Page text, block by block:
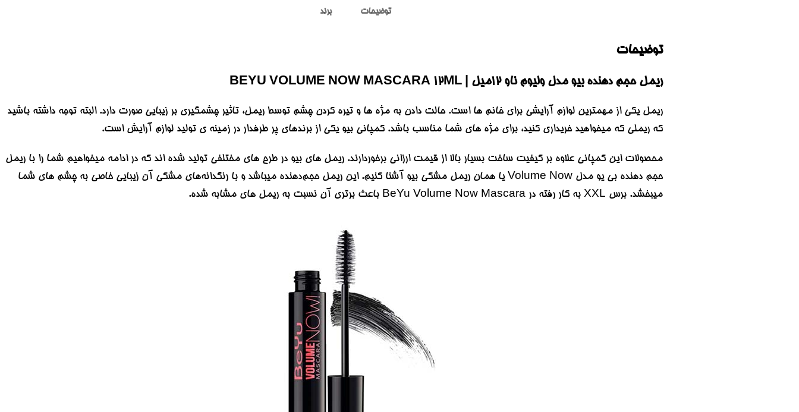
توضیحات برند
توضیحات
ریمل حجم دهنده بیو مدل ولیوم ناو 12میل | BEYU VOLUME NOW MASCARA 12ML
ریمل یکی از مهمترین لوازم آرایشی برای خانم ها است. حالت دادن به مژه ها و تیره کردن چشم توسط ریمل، تاثیر چشمگیری بر زیبایی صورت دارد. البته توجه داشته باشید
که ریملی که میخواهید خریداری کنید، برای مژه های شما مناسب باشد. کمپانی بیو یکی از برندهای پر طرفدار در زمینه ی تولید لوازم آرایش است.
محصولات این کمپانی علاوه بر کیفیت ساخت بسیار بالا از قیمت ارزانی برخوردارند. ریمل های بیو در طرح های مختلفی تولید شده اند که در ادامه میخواهیم شما را با ریمل
حجم دهنده بی یو مدل Volume Now یا همان ریمل مشکی بیو آشنا کنیم. این ریمل حجم‌دهنده میباشد و با رنگدانه‌های مشکی آن زیبایی خاصی به چشم های شما
میبخشد. برس XXL به کار رفته در BeYu Volume Now Mascara باعث برتری آن نسبت به ریمل های مشابه شده.